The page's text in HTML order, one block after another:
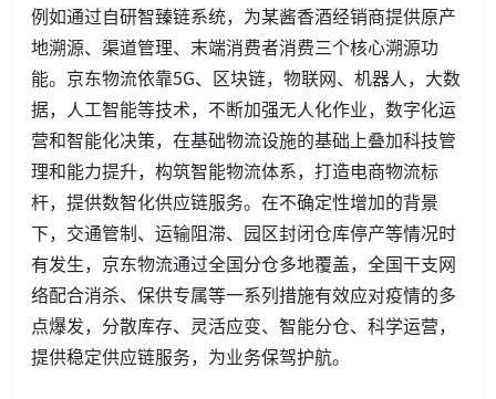
例如通过自研智臻链系统，为某酱香酒经销商提供原产
地溯源、渠道管理、末端消费者消费三个核心溯源功
能。京东物流依靠5G、区块链，物联网、机器人，大数
据，人工智能等技术，不断加强无人化作业，数字化运
营和智能化决策，在基础物流设施的基础上叠加科技管
理和能力提升，构筑智能物流体系，打造电商物流标
杆，提供数智化供应链服务。在不确定性增加的背景
下，交通管制、运输阻滞、园区封闭仓库停产等情况时
有发生，京东物流通过全国分仓多地覆盖，全国干支网
络配合消杀、保供专属等一系列措施有效应对疫情的多
点爆发，分散库存、灵活应变、智能分仓、科学运营，
提供稳定供应链服务，为业务保驾护航。